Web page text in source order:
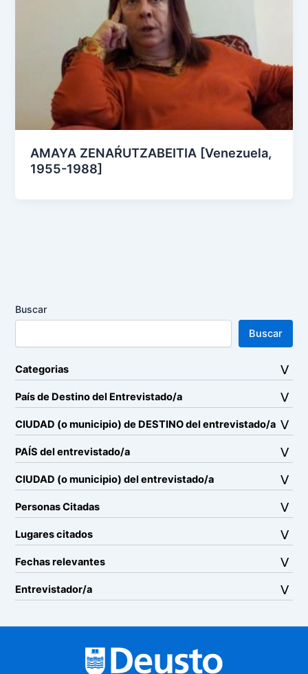
AMAYA ZENAŔUTZABEITIA [Venezuela,
1955-1988]
Buscar
Buscar
Categorias
País de Destino del Entrevistado/a
CIUDAD (o municipio) de DESTINO del entrevistado/a
PAÍS del entrevistado/a
CIUDAD (o municipio) del entrevistado/a
Personas Citadas
Lugares citados
Fechas relevantes
Entrevistador/a